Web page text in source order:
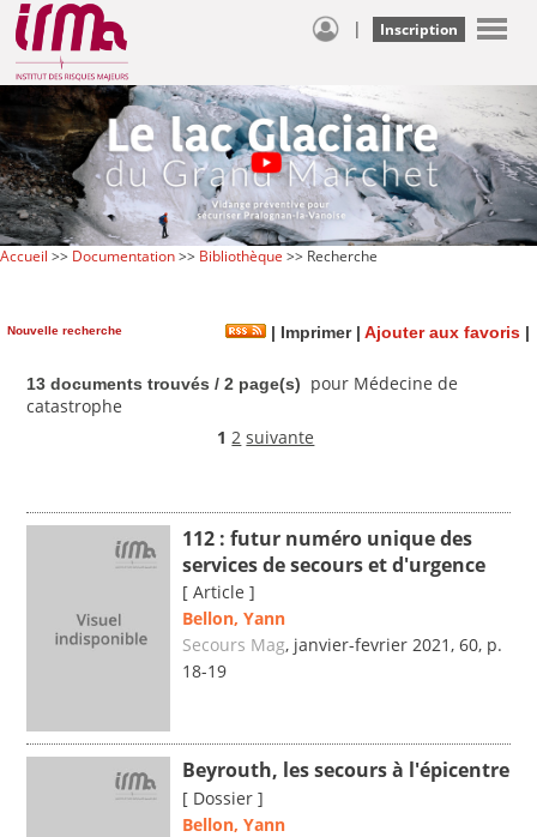
| Inscription
Accueil >> Documentation>> Bibliothèque >> Recherche
Nouvelle recherche | Imprimer| Ajouter aux favoris |
13 documents trouvés / 2 page(s)
pour Médecine de
catastrophe
1 2 suivante
112 : futur numéro unique des
services de secours et d'urgence
[ Article ]
Bellon, Yann
Secours Mag, janvier-fevrier 2021, 60, p.
18-19
Beyrouth, les secours à l'épicentre
[ Dossier ]
Bellon, Yann